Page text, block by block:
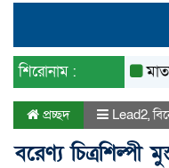
শিরোনাম :
প্রচ্ছদ Lead2,
বরেণ্য